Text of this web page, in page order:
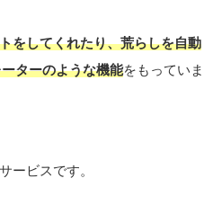
をしてくれたり、荒らしを自動
ターのような機能をもっていま
ービスです。